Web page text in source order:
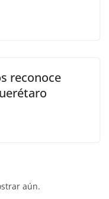
reconoce
aún.